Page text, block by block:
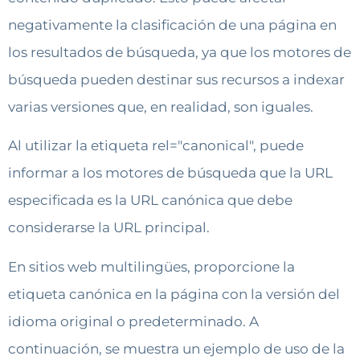
negativamente la clasificación de una página en
los resultados de búsqueda, ya que los motores de
búsqueda pueden destinar sus recursos a indexar
varias versiones que, en realidad, son iguales.
Al utilizar la etiqueta rel="canonical", puede
informar a los motores de búsqueda que la URL
especificada es la URL canónica que debe
considerarse la URL principal.
En sitios web multilingües, proporcione la
etiqueta canónica en la página con la versión del
idioma original o predeterminado. A
continuación, se muestra un ejemplo de uso de la